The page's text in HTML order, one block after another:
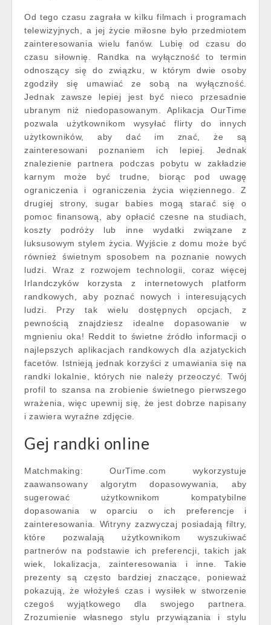
Od tego czasu zagrała w kilku filmach i programach
telewizyjnych, a jej życie miłosne było przedmiotem
zainteresowania wielu fanów. Lubię od czasu do
czasu siłownię. Randka na wyłączność to termin
odnoszący się do związku, w którym dwie osoby
zgodziły się umawiać ze sobą na wyłączność.
Jednak zawsze lepiej jest być nieco przesadnie
ubranym niż niedopasowanym. Aplikacja OurTime
pozwala użytkownikom wysyłać flirty do innych
użytkowników, aby dać im znać, że są
zainteresowani poznaniem ich lepiej. Jednak
znalezienie partnera podczas pobytu w zakładzie
karnym może być trudne, biorąc pod uwagę
ograniczenia i ograniczenia życia więziennego. Z
drugiej strony, sugar babies mogą starać się o
pomoc finansową, aby opłacić czesne na studiach,
koszty podróży lub inne wydatki związane z
luksusowym stylem życia. Wyjście z domu może być
również świetnym sposobem na poznanie nowych
ludzi. Wraz z rozwojem technologii, coraz więcej
Irlandczyków korzysta z internetowych platform
randkowych, aby poznać nowych i interesujących
ludzi. Przy tak wielu dostępnych opcjach, z
pewnością znajdziesz idealne dopasowanie w
mgnieniu oka! Reddit to świetne źródło informacji o
najlepszych aplikacjach randkowych dla azjatyckich
facetów. Istnieją jednak korzyści z umawiania się na
randki lokalnie, których nie należy przeoczyć. Twój
profil to szansa na zrobienie świetnego pierwszego
wrażenia, więc upewnij się, że jest dobrze napisany
i zawiera wyraźne zdjęcie.
Gej randki online
Matchmaking: OurTime.com wykorzystuje
zaawansowany algorytm dopasowywania, aby
sugerować użytkownikom kompatybilne
dopasowania w oparciu o ich preferencje i
zainteresowania. Witryny zazwyczaj posiadają filtry,
które pozwalają użytkownikom wyszukiwać
partnerów na podstawie ich preferencji, takich jak
wiek, lokalizacja, zainteresowania i inne. Takie
prezenty są często bardziej znaczące, ponieważ
pokazują, że włożyłeś czas i wysiłek w stworzenie
czegoś wyjątkowego dla swojego partnera.
Zrozumienie własnego stylu przywiązania i stylu